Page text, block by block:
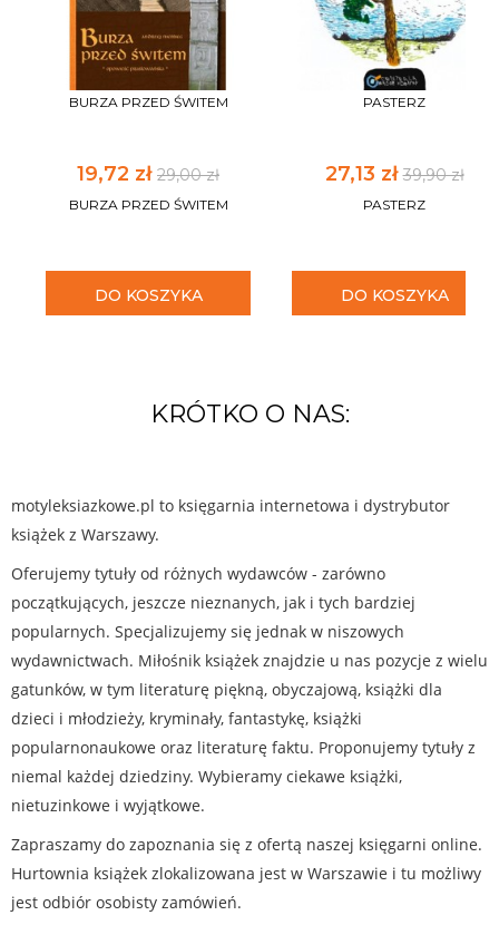
BURZA PRZED ŚWITEM
19,72 zł 29,00 zł
BURZA PRZED ŚWITEM
DO KOSZYKA
PASTERZ
27,13 zł39,90 zł
PASTERZ
DO KOSZYKA
KRÓTKO O NAS:
motyleksiazkowe.pl to księgarnia internetowa i dystrybutor
książek z Warszawy.
Oferujemy tytuły od różnych wydawców - zarówno
początkujących, jeszcze nieznanych, jak i tych bardziej
popularnych. Specjalizujemy się jednak w niszowych
wydawnictwach. Miłośnik książek znajdzie u nas pozycje z wielu
gatunków, w tym literaturę piękną, obyczajową, książki dla
dzieci i młodzieży, kryminały, fantastykę, książki
popularnonaukowe oraz literaturę faktu. Proponujemy tytuły z
niemal każdej dziedziny. Wybieramy ciekawe książki,
nietuzinkowe i wyjątkowe.
Zapraszamy do zapoznania się z ofertą naszej księgarni online.
Hurtownia książek zlokalizowana jest w Warszawie i tu możliwy
jest odbiór osobisty zamówień.